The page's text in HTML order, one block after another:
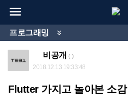

프로그래밍 
비공개 ( )
2018.12.13 19:33:48
Flutter 가지고 놀아본 소감